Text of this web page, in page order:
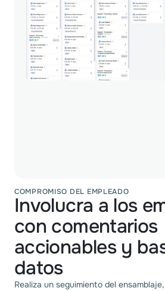
COMPROMISO DEL EMPLEADO
Involucra a los
con comentarios
accionables y
datos
Realiza un seguimiento del